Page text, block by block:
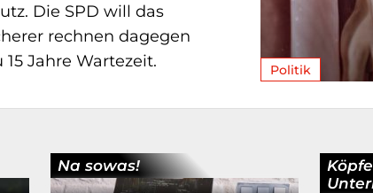
Politik
Die SPD will das
rechnen dagegen
Jahre Wartezeit.
Na sowas!